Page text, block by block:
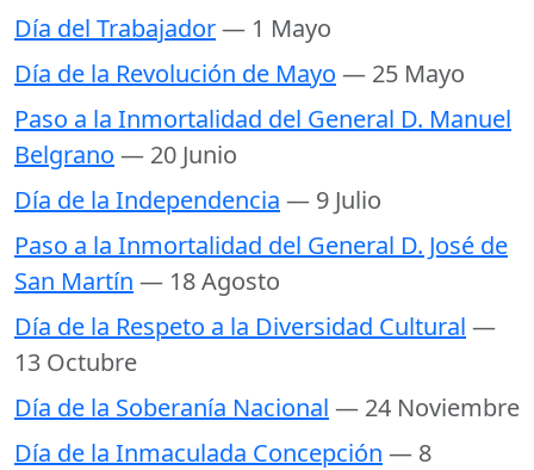
Día del Trabajador— 1 Mayo
Día de la Revolución de Mayo — 25 Mayo
Paso a la Inmortalidad del General D. Manuel
Belgrano — 20 Junio
Día de la Independencia — 9 Julio
Paso a la Inmortalidad del General D. José de
San Martín — 18 Agosto
Día de la Respeto a la Diversidad Cultural —
13 Octubre
Día de la Soberanía Nacional — 24 Noviembre
Día de la Inmaculada Concepción — 8